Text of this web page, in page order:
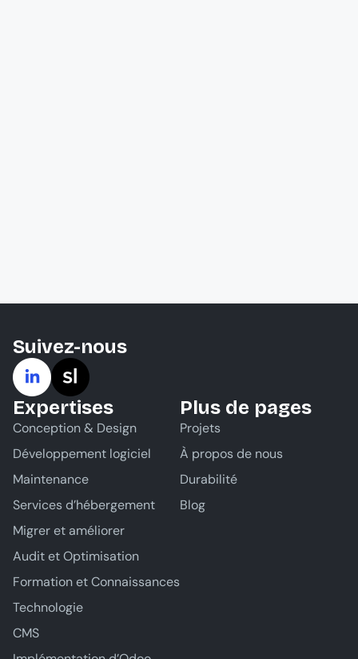
Suivez-nous
Expertises
Conception & Design
Développement logiciel
Maintenance
Services d’hébergement
Migrer et améliorer
Audit et Optimisation
Formation et Connaissances
Technologie
CMS
Plus de pages
Projets
À propos de nous
Durabilité
Blog